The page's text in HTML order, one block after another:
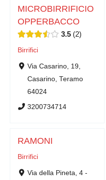
MICROBIRRIFICIO
OPPERBACCO
3.5 2
Birrifici
Via Casarino, 19,
Casarino, Teramo
64024
3200734714
RAMONI
Birrifici
Via della Pineta, 4 -